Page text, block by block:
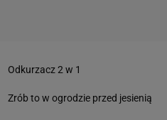
Odkurzacz 2 w 1
Zrób to w ogrodzie przed jesienią